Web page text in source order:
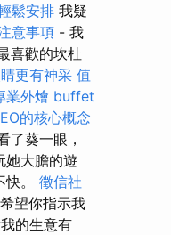
鬆安排 我疑
意事項 - 我
喜歡的坎杜
更有神采 值
業外燴 buffet
的核心概念
了葵一眼，
大膽的遊
。 徵信社
望你指示我
的生意有